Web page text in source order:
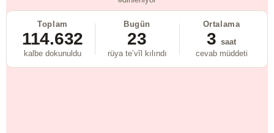
Toplam
114.632
kalbe dokunuldu
Bugün
23
rüya te’vîl kılındı
Ortalama
3 saat
cevab müddeti